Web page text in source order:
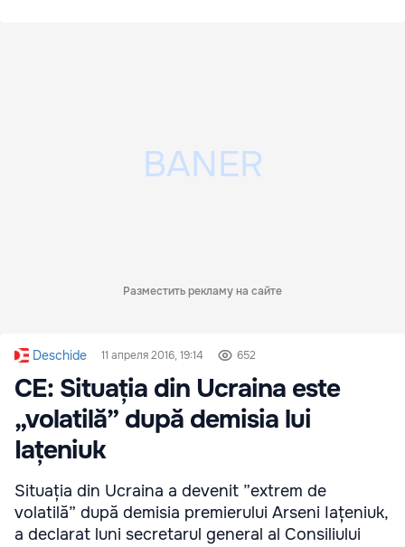
Разместить рекламу на сайте
Deschide 11 апреля 2016, 19:14 652
CE: Situația din Ucraina este
„volatilă” după demisia lui
Iațeniuk
Situația din Ucraina a devenit ”extrem de
volatilă” după demisia premierului Arseni Iațeniuk,
a declarat luni secretarul general al Consiliului